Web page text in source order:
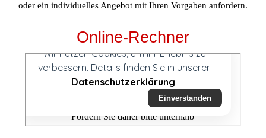
oder ein individuelles Angebot mit Ihren Vorgaben anfordern.
Online-Rechner